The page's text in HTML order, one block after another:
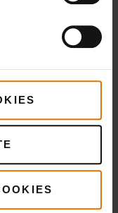
149,25
inkl. moms
Se